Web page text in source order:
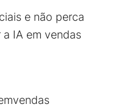
e não perca
IA em vendas